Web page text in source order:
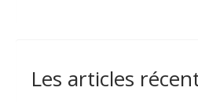
Les articles